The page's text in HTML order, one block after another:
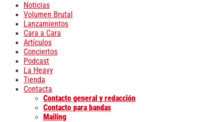
Noticias
Volumen Brutal
Lanzamientos
Cara a Cara
Artículos
Conciertos
Podcast
La Heavy
Tienda
Contacta
Contacto general y redacción
Contacto para bandas
Mailing